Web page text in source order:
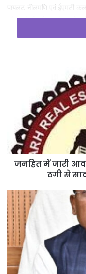
पायलट नीलमणि एवं ईएमटी
और गर्भवती महिला को
रायपुर पहुंचने से पहले
का निर्णय लिया। ईएमटी
सावधानियों का पालन करते
एक स्वस्थ शिशु को जन्म दिया।
सुरक्षित प्रसव के बाद जच्चा
रायपुर में भर्ती कराया गया,
परिस्थितियों में तत्परता एवं
108 संजीवनी एक्सप्रेस टीम,
आभार व्यक्त किया।
जनहित में जारी
ठगी से